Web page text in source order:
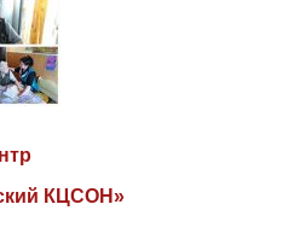
КЦСОН»